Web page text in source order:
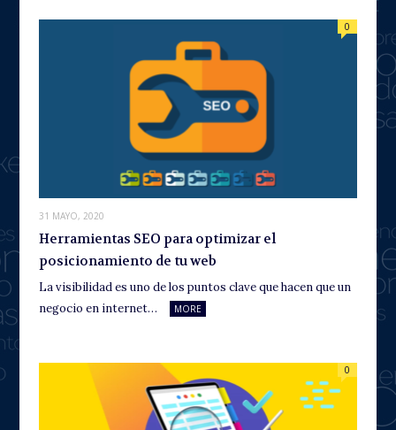
31 MAYO, 2020
0
Herramientas SEO para optimizar el
posicionamiento de tu web
La visibilidad es uno de los puntos clave que hacen que un
negocio en internet…
MORE
0